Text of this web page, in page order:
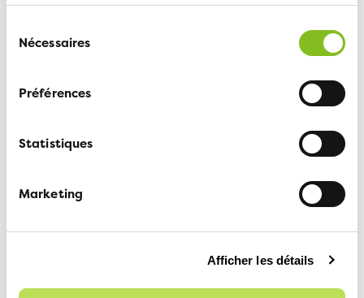
Nécessaires
Préférences
Statistiques
Marketing
Afficher les détails